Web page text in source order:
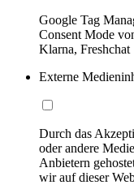
Google Tag
Consent Mode
Klarna, Freshchat
Externe
Durch das
oder andere
Anbietern
wir auf dieser